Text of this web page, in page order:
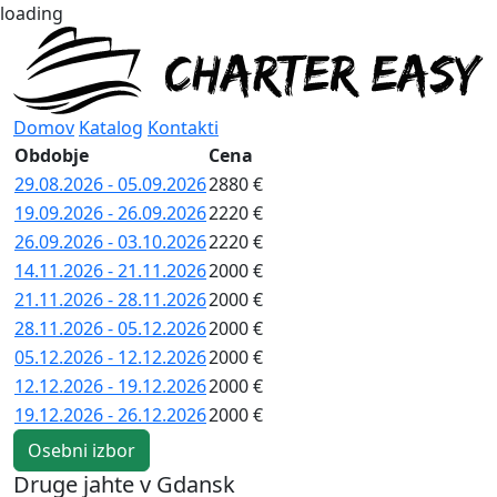
loading
Domov Katalog Kontakti
Obdobje
Cena
29.08.2026 - 05.09.20262880 €
19.09.2026 - 26.09.20262220 €
26.09.2026 - 03.10.20262220 €
14.11.2026 - 21.11.20262000 €
21.11.2026 - 28.11.20262000 €
28.11.2026 - 05.12.20262000 €
05.12.2026 - 12.12.20262000 €
12.12.2026 - 19.12.20262000 €
19.12.2026 - 26.12.20262000 €
Osebni izbor
Druge jahte v Gdansk